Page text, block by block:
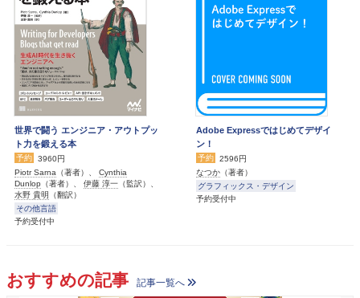
世界で闘う エンジニア・アウトプッ
ト力を鍛える本
予約
3960円
Piotr Sarna （著者）、 Cynthia
Dunlop （著者）、 伊藤 淳一 （監訳）、
水野 貴明 （翻訳）
その他言語
予約受付中
Adobe Expressではじめてデザイ
ン！
予約
2596円
なつか （著者）
グラフィックス・デザイン
予約受付中
おすすめの記事 記事一覧へ